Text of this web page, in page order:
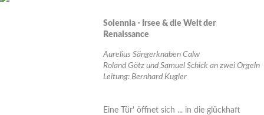
Solennia - Irsee & die Welt der
Renaissance
Aurelius Sängerknaben Calw
Roland Götz und Samuel Schick an zwei Orgeln
Leitung: Bernhard Kugler
Eine Tür' öffnet sich ... in die glückhaft